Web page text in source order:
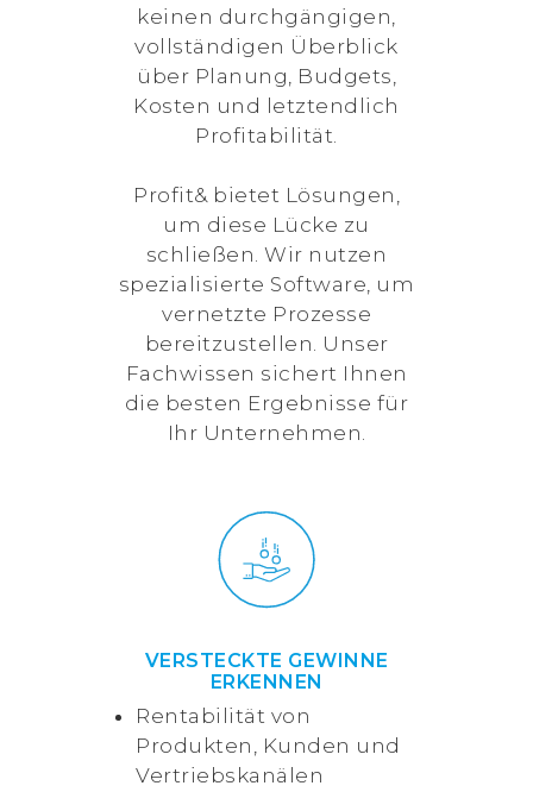
keinen durchgängigen,
vollständigen Überblick
über Planung, Budgets,
Kosten und letztendlich
Profitabilität.
Profit& bietet Lösungen,
um diese Lücke zu
schließen. Wir nutzen
spezialisierte Software, um
vernetzte Prozesse
bereitzustellen. Unser
Fachwissen sichert Ihnen
die besten Ergebnisse für
Ihr Unternehmen.
VERSTECKTE GEWINNE
ERKENNEN
Rentabilität von
Produkten, Kunden und
Vertriebskanälen